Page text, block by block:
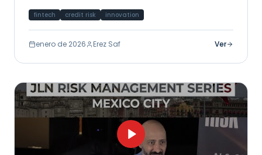
fintech credit risk innovation
enero de 2026 Erez Saf Ver